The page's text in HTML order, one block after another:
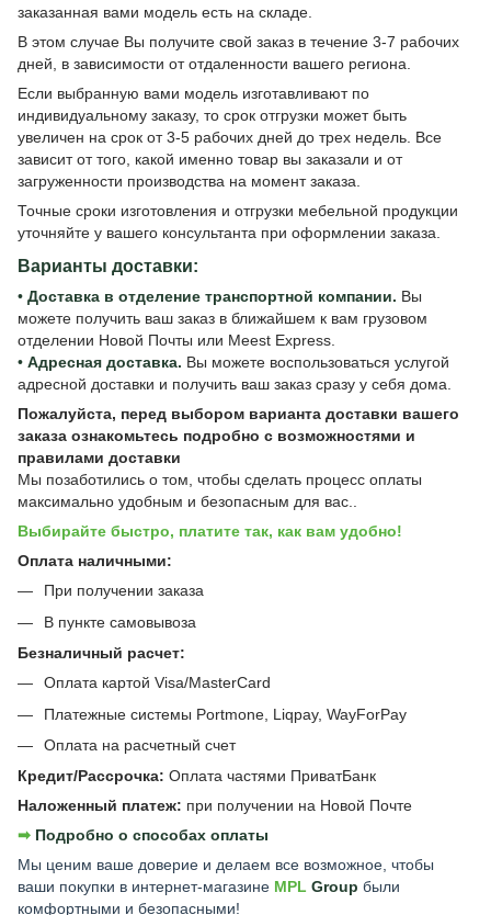
заказанная вами модель есть на складе.
В этом случае Вы получите свой заказ в течение 3-7 рабочих
дней, в зависимости от отдаленности вашего региона.
Если выбранную вами модель изготавливают по
индивидуальному заказу, то срок отгрузки может быть
увеличен на срок от 3-5 рабочих дней до трех недель. Все
зависит от того, какой именно товар вы заказали и от
загруженности производства на момент заказа.
Точные сроки изготовления и отгрузки мебельной продукции
уточняйте у вашего консультанта при оформлении заказа.
Варианты доставки:
• Доставка в отделение транспортной компании. Вы
можете получить ваш заказ в ближайшем к вам грузовом
отделении Новой Почты или Meest Express.
• Адресная доставка. Вы можете воспользоваться услугой
адресной доставки и получить ваш заказ сразу у себя дома.
Пожалуйста, перед выбором варианта доставки вашего
заказа ознакомьтесь подробно с возможностями и
правилами доставки
Мы позаботились о том, чтобы сделать процесс оплаты
максимально удобным и безопасным для вас..
Выбирайте быстро, платите так, как вам удобно!
Оплата наличными:
При получении заказа
В пункте самовывоза
Безналичный расчет:
Оплата картой Visa/MasterCard
Платежные системы Portmone, Liqpay, WayForPay
Оплата на расчетный счет
Кредит/Рассрочка: Оплата частями ПриватБанк
Наложенный платеж: при получении на Новой Почте
➡︎ Подробно о способах оплаты
Мы ценим ваше доверие и делаем все возможное, чтобы
ваши покупки в интернет-магазине MPL Group были
комфортными и безопасными!